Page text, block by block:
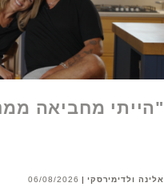
"הייתי מחביאה
אלינה ולדימירסקי 06/08/2026